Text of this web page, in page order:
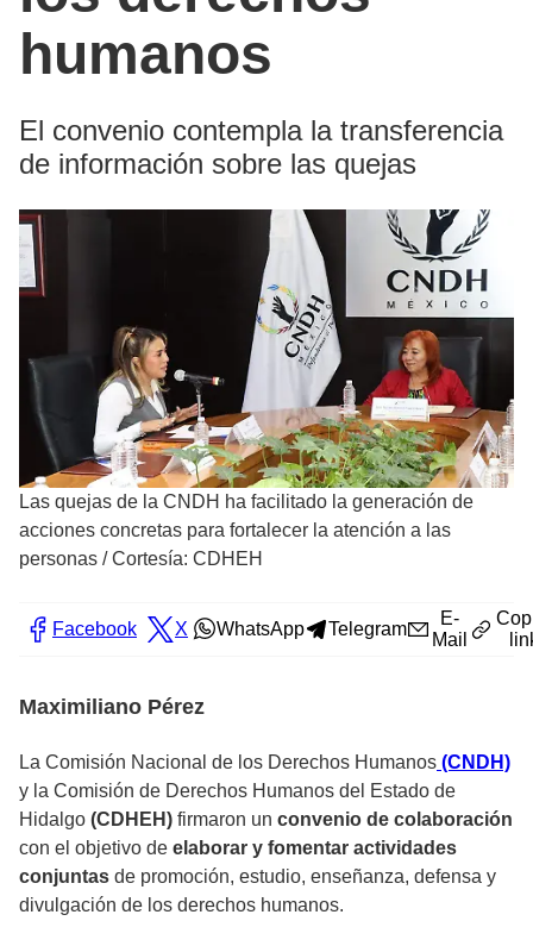
humanos
El convenio contempla la transferencia
de información sobre las quejas
Las quejas de la CNDH ha facilitado la generación de
acciones concretas para fortalecer la atención a las
personas /Cortesía: CDHEH
Facebook X WhatsApp Telegram
E-
Mail
Maximiliano Pérez
La Comisión Nacional de los Derechos Humanos (CNDH)
y la Comisión de Derechos Humanos del Estado de
Hidalgo (CDHEH) firmaron un convenio de colaboración
con el objetivo de elaborar y fomentar actividades
conjuntas de promoción, estudio, enseñanza, defensa y
divulgación de los derechos humanos.